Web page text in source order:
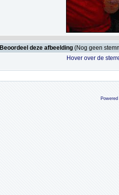
Beoordeel deze afbeelding (Nog geen
Hover over de